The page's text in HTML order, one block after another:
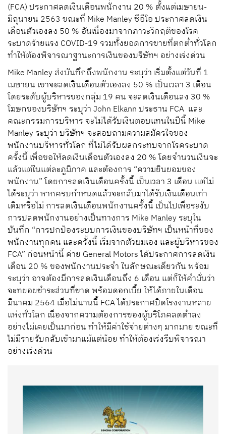
(FCA) ประกาศลดเงินเดือนพนักงาน 20 % ตั้งแต่เมษายน-
มิถุนายน 2563 ขณะที่ Mike Manley ซีอีโอ ประกาศลดเงิน
เดือนตัวเองลง 50 % อันเนื่องมาจากภาวะวิกฤติของโรค
ระบาดร้ายแรง COVID-19 รวมทั้งยอดการขายที่ตกต่ำทั่วโลก
ทำให้ต้องพิจารณาฐานะการเงินของบริษัทฯ อย่างเร่งด่วน
Mike Manley ส่งบันทึกถึงพนักงาน ระบุว่า เริ่มตั้งแต่วันที่ 1
เมษายน เขาจะลดเงินเดือนตัวเองลง 50 % เป็นเวลา 3 เดือน
โดยระดับผู้บริหารของกลุ่ม 19 คน จะลดเงินเดือนลง 30 %
โฆษกของบริษัทฯ ระบุว่า John Elkann ประธาน FCA และ
คณะกรรมการบริหาร จะไม่ได้รับเงินตอบแทนในปีนี้ Mike
Manley ระบุว่า บริษัทฯ จะสอบถามความสมัครใจของ
พนักงานบริหารทั่วโลก ที่ไม่ได้รับผลกระทบจากโรคระบาด
ครั้งนี้ เพื่อขอให้ลดเงินเดือนตัวเองลง 20 % โดยจำนวนเงินจะ
แล้วแต่ในแต่ละภูมิภาค และต้องการ “ความยินยอมของ
พนักงาน” โดยการลดเงินเดือนครั้งนี้ เป็นเวลา 3 เดือน แต่ไม่
ได้ระบุว่า หากครบกำหนดแล้วจะกลับมาได้รับเงินเดือนเท่า
เดิมหรือไม่ การลดเงินเดือนพนักงานครั้งนี้ เป็นไปเพื่อระงับ
การปลดพนักงานอย่างเป็นทางการ Mike Manley ระบุใน
บันทึก “การปกป้องระบบการเงินของบริษัทฯ เป็นหน้าที่ของ
พนักงานทุกคน และครั้งนี้ เริ่มจากตัวผมเอง และผู้บริหารของ
FCA” ก่อนหน้านี้ ค่าย General Motors ได้ประกาศการลดเงิน
เดือน 20 % ของพนักงานประจำ ในลักษณะเดียวกัน พร้อม
ระบุว่า อาจต้องมีการลดเงินเดือนถึง 6 เดือน แต่ก็ให้คำมั่นว่า
จะทยอยชำระส่วนที่ขาด พร้อมดอกเบี้ย ให้ได้ภายในเดือน
มีนาคม 2564 เมื่อไม่นานนี้ FCA ได้ประกาศปิดโรงงานหลาย
แห่งทั่วโลก เนื่องจากความต้องการของผู้บริโภคลดต่ำลง
อย่างไม่เคยเป็นมาก่อน ทำให้มีค่าใช้จ่ายต่างๆ มากมาย ขณะที่
ไม่มีรายรับกลับเข้ามาแม้แต่น้อย ทำให้ต้องเร่งรีบพิจารณา
อย่างเร่งด่วน